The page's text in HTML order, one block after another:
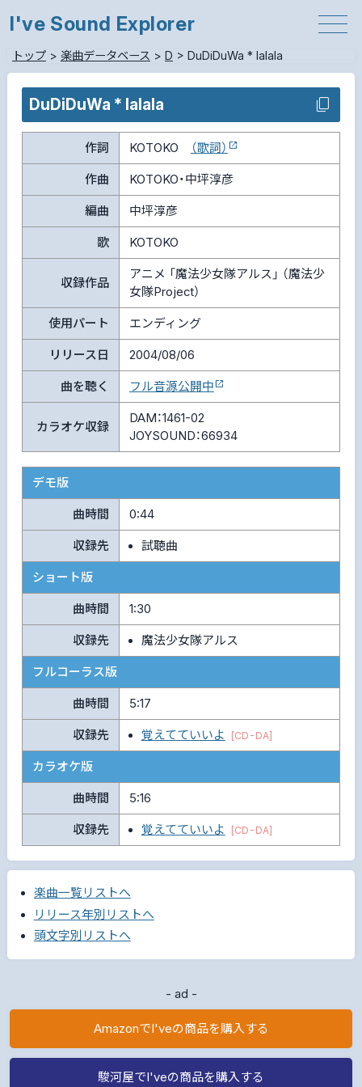
I've Sound Explorer
トップ> 楽曲データベース > D > DuDiDuWa * lalala
DuDiDuWa * lalala
作詞 KOTOKO （歌詞）
作曲 KOTOKO・中坪淳彦
編曲 中坪淳彦
歌 KOTOKO
収録作品
アニメ 「魔法少女隊アルス」 （魔法少
女隊Project）
使用パート エンディング
リリース日 2004/08/06
曲を聴く フル音源公開中
カラオケ収録
DAM：1461-02
JOYSOUND：66934
デモ版
曲時間 0:44
収録先 試聴曲
ショート版
曲時間 1:30
収録先 魔法少女隊アルス
フルコーラス版
曲時間 5:17
収録先 覚えてていいよ [CD-DA]
カラオケ版
曲時間 5:16
収録先 覚えてていいよ [CD-DA]
楽曲一覧リストへ
リリース年別リストへ
頭文字別リストへ
- ad -
AmazonでI'veの商品を購入する
駿河屋でI'veの商品を購入する